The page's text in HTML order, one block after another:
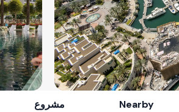
Nearby مشروع